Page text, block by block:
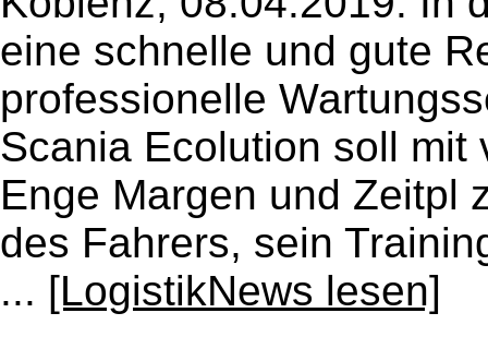
eine schnelle und gute
professionelle
Scania Ecolution soll
Enge Margen und Zeitpl
des Fahrers, sein
... [LogistikNews lesen]